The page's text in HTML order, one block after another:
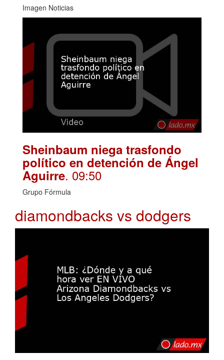
Imagen Noticias
Sheinbaum niega trasfondo
político en detención de Ángel
Aguirre. 09:50
Grupo Fórmula
diamondbacks vs dodgers